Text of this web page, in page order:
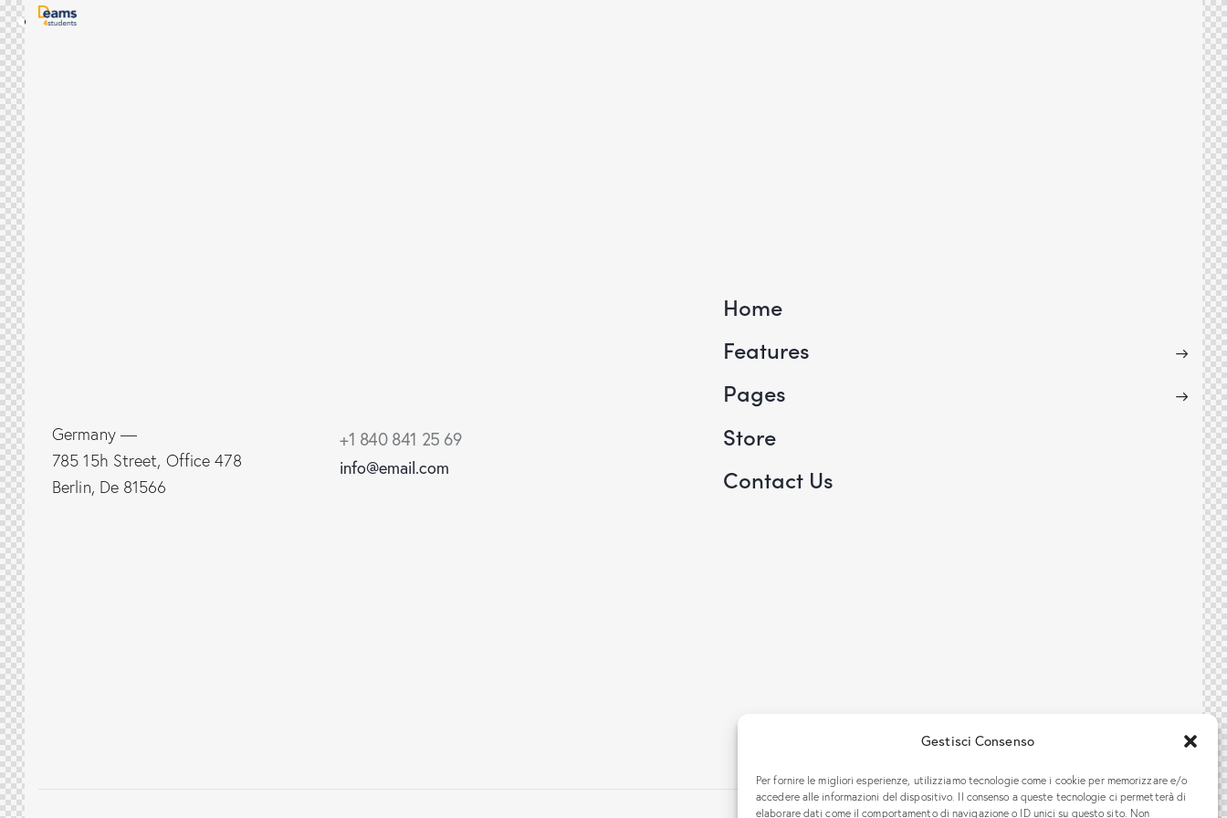
Gestisci Consenso
Per fornire le migliori esperienze, utilizziamo tecnologie come i cookie per memorizzare e/o
accedere alle informazioni del dispositivo. Il consenso a queste tecnologie ci permetterà di
elaborare dati come il comportamento di navigazione o ID unici su questo sito. Non
Germany —
785 15h Street, Office 478
Berlin, De 81566
+1 840 841 25 69
info@email.com
Home
Features
Pages
Store
Contact Us